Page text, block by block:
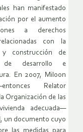
han manifestado
por el aumento
a derechos
con la
y construcción de
de desarrollo e
En 2007, Miloon
Relator
Organización de las
adecuada—
un documento cuyo